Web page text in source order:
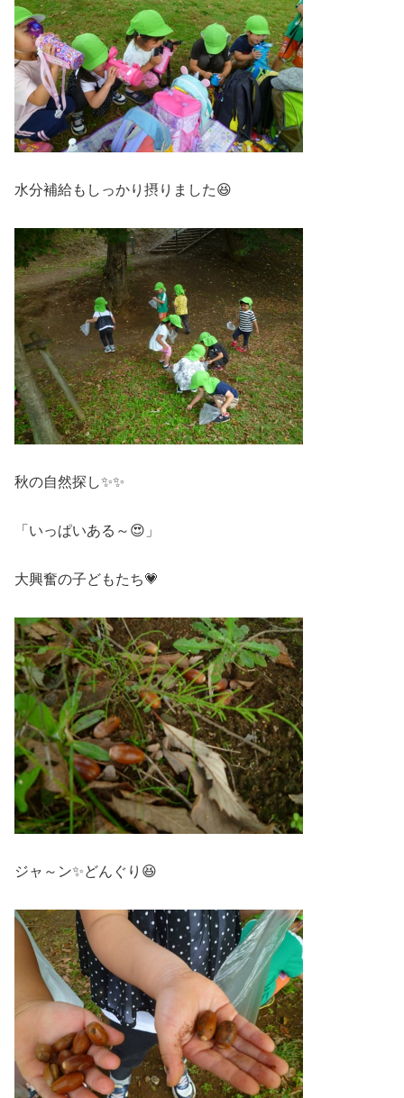
水分補給もしっかり摂りました😆
秋の自然探し✨✨
「いっぱいある～😍」
大興奮の子どもたち💗
ジャ～ン✨どんぐり😆